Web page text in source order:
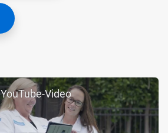
YouTube-Video